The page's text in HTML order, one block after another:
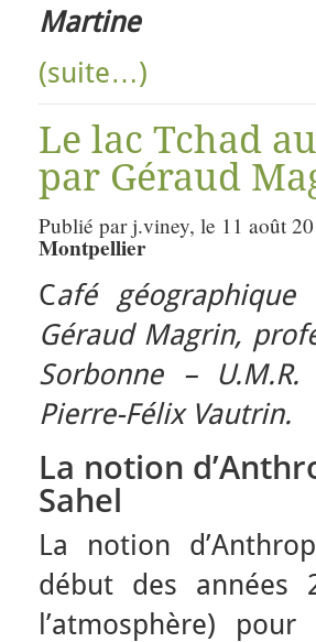
Martine
(suite…)
Le lac Tchad
par Géraud
Publié par j.viney, le 11 août
Montpellier
Café
Géraud Magrin,
Sorbonne –
Pierre-Félix Vautrin.
La notion
Sahel
La notion
début des années
l’atmosphère)